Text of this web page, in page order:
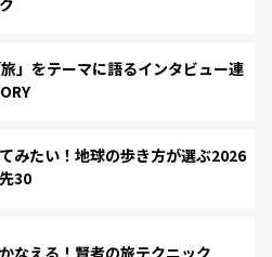
」をテーマに語るインタビュー連
みたい！地球の歩き方が選ぶ2026
30